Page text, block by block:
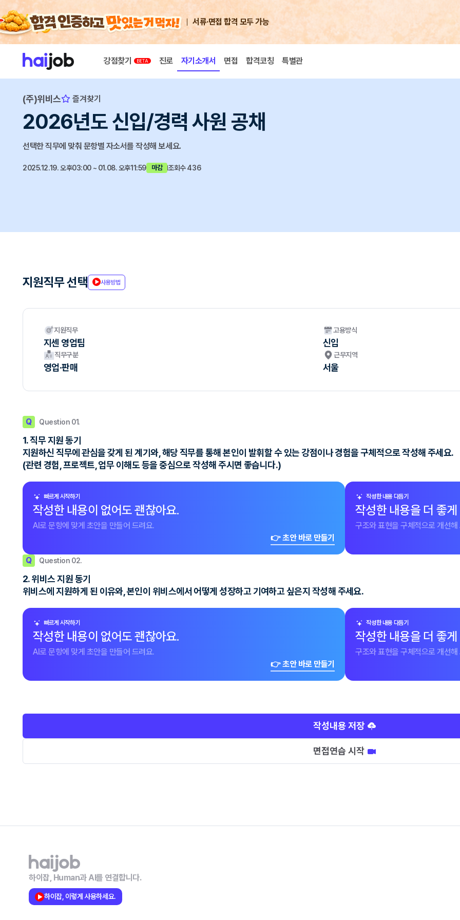
서류·면접 합격 모두 가능
강점찾기 진로 자기소개서 면접 합격코칭 특별관
(주)위비스 즐겨찾기
2026년도 신입/경력 사원 공채
선택한 직무에 맞춰 문항별 자소서를 작성해 보세요.
2025.12.19. 오후03:00 ~ 01.08. 오후11:59 마감 조회수 436
지원직무 선택 사용방법
지원직무
지센 영업팀
고용방식
신입
직무구분
영업·판매
근무지역
서울
Q Question 01.
1. 직무 지원 동기
지원하신 직무에 관심을 갖게 된 계기와, 해당 직무를 통해 본인이 발휘할 수 있는 강점이나 경험을 구체적으로 작성해 주세요.
(관련 경험, 프로젝트, 업무 이해도 등을 중심으로 작성해 주시면 좋습니다.)
빠르게 시작하기
작성한 내용이 없어도 괜찮아요.
AI로 문항에 맞게 초안을 만들어 드려요.
👉 초안 바로 만들기
작성한 내용 다듬기
작성한 내용을 더 좋
구조와 표현을 구체적으로 개선해
Q Question 02.
2. 위비스 지원 동기
위비스에 지원하게 된 이유와, 본인이 위비스에서 어떻게 성장하고 기여하고 싶은지 작성해 주세요.
빠르게 시작하기
작성한 내용이 없어도 괜찮아요.
AI로 문항에 맞게 초안을 만들어 드려요.
👉 초안 바로 만들기
작성한 내용 다듬기
작성한 내용을 더 좋
구조와 표현을 구체적으로 개선해
작성내용 저장
면접연습 시작
하이잡, Human과 AI를 연결합니다.
하이잡, 이렇게 사용하세요.